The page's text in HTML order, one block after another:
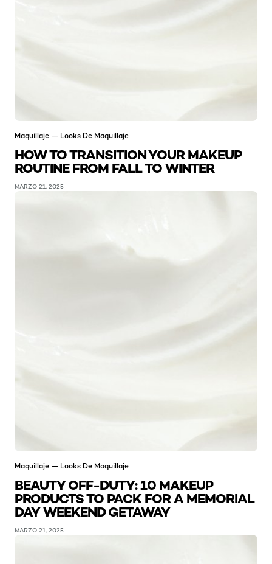
Maquillaje — Looks De Maquillaje
HOW TO TRANSITION YOUR MAKEUP
ROUTINE FROM FALL TO WINTER
MARZO 21, 2025
Maquillaje — Looks De Maquillaje
BEAUTY OFF-DUTY: 10 MAKEUP
PRODUCTS TO PACK FOR A MEMORIAL
DAY WEEKEND GETAWAY
MARZO 21, 2025